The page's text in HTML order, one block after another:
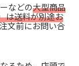
などの大型商品
は送料が別途お
文前にお問い合